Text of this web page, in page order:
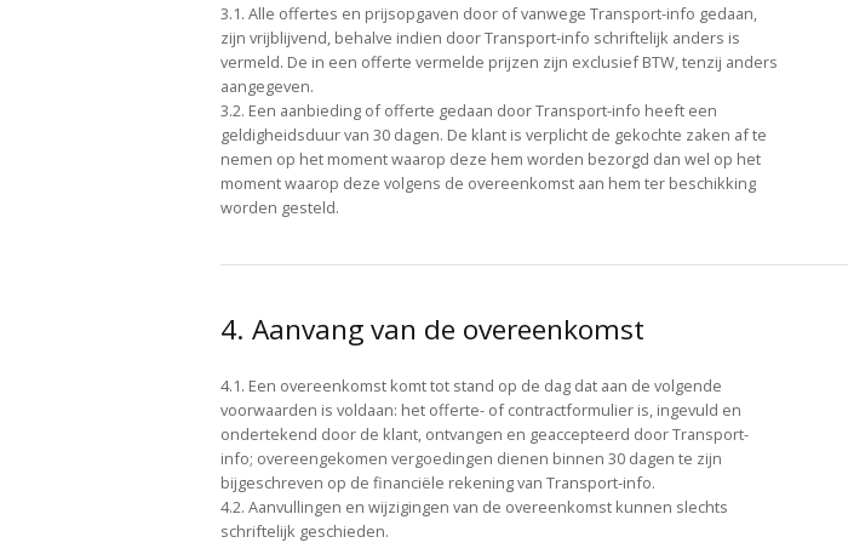
3.1. Alle offertes en prijsopgaven door of vanwege Transport-info gedaan,
zijn vrijblijvend, behalve indien door Transport-info schriftelijk anders is
vermeld. De in een offerte vermelde prijzen zijn exclusief BTW, tenzij anders
aangegeven.
3.2. Een aanbieding of offerte gedaan door Transport-info heeft een
geldigheidsduur van 30 dagen. De klant is verplicht de gekochte zaken af te
nemen op het moment waarop deze hem worden bezorgd dan wel op het
moment waarop deze volgens de overeenkomst aan hem ter beschikking
worden gesteld.
4. Aanvang van de overeenkomst
4.1. Een overeenkomst komt tot stand op de dag dat aan de volgende
voorwaarden is voldaan: het offerte- of contractformulier is, ingevuld en
ondertekend door de klant, ontvangen en geaccepteerd door Transport-
info; overeengekomen vergoedingen dienen binnen 30 dagen te zijn
bijgeschreven op de financiële rekening van Transport-info.
4.2. Aanvullingen en wijzigingen van de overeenkomst kunnen slechts
schriftelijk geschieden.